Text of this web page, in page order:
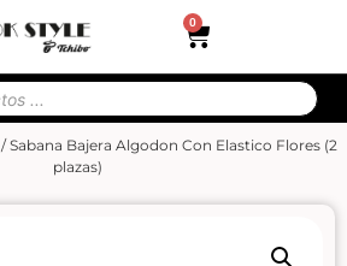
0
/ Sabana Bajera Algodon Con Elastico Flores (2
plazas)